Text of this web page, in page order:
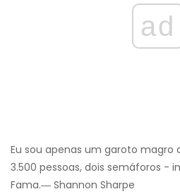
ad
Eu sou apenas um garoto magro
3.500 pessoas, dois semáforos -
Fama.― Shannon Sharpe